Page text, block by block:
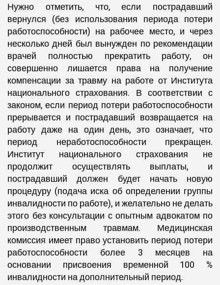
Нужно отметить, что, если пострадавший
вернулся (без использования периода потери
работоспособности) на рабочее место, и через
несколько дней был вынужден по рекомендации
врачей полностью прекратить работу, он
совершенно лишается права на получение
компенсации за травму на работе от Института
национального страхования. В соответствии с
законом, если период потери работоспособности
прерывается и пострадавший возвращается на
работу даже на один день, это означает, что
период неработоспособности прекращен.
Институт национального страхования не
продолжит осуществлять выплаты, и
пострадавший должен будет начать новую
процедуру (подача иска об определении группы
инвалидности по работе), и желательно не делать
этого без консультации с опытным адвокатом по
производственным травмам. Медицинская
комиссия имеет право установить период потери
работоспособности более 3 месяцев на
основании присвоения временной 100 %
инвалидности на дополнительный период.